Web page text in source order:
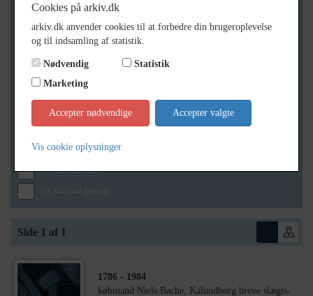
Geografi
Generelt
Vis kun med billeder
Vis kun med lydklip
Vis kun med kilder
Vis kun med geo-tag
Side 1 af 1
1786 - 1984
købmand Niels Bache, Kalundborg breve slægts-
Cookies på arkiv.dk
arkiv.dk anvender cookies til at forbedre din brugeroplevelse
og til indsamling af statistik.
Nødvendig
Statistik
Marketing
Accepter nødvendige Accepter valgte
Vis cookie oplysninger